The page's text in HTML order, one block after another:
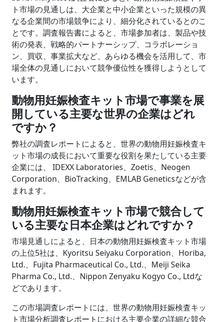
ト市場の見通しは、大企業と中小企業といった規模の異
なる企業間の市場競争により、細分化されているとのこ
とです。調査報告書によると、市場参加者は、製品や技
術の発表、戦略的パートナーシップ、コラボレーショ
ン、買収、事業拡大など、あらゆる機会を活用して、市
場全体の見通しにおいて競争優位性を獲得しようとして
います。
動物用妊娠検査キット市場で事業を展
開している主要な世界の企業はどれ
ですか？
弊社の調査レポートによると、世界の動物用妊娠検査キ
ット市場の成長において重要な役割を果たしている主要
企業には、 IDEXX Laboratories、Zoetis、Neogen
Corporation、BioTracking、EMLAB Geneticsなどが含
まれます。
動物用妊娠検査キット市場で競合して
いる主要な日本企業はどれですか？
市場見通しによると、日本の動物用妊娠検査キット市場
の上位5社は、Kyoritsu Seiyaku Corporation、Horiba,
Ltd.、Fujita Pharmaceutical Co., Ltd.、Meiji Seika
Pharma Co., Ltd.、Nippon Zenyaku Kogyo Co., Ltdな
どであります。
この市場調査レポートには、世界の動物用妊娠検査キッ
ト市場分析調査レポートにおける主要企業の詳細な競合